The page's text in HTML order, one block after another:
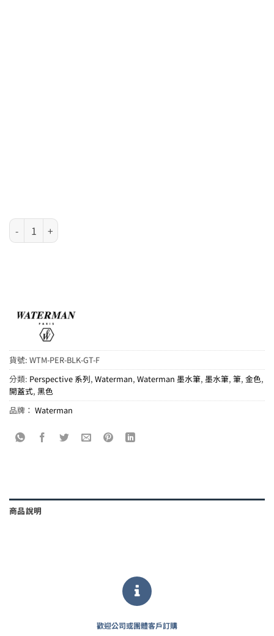
Waterman Perspective 系列 - 黑身 23K 金夾墨水筆
貨號: WTM-PER-BLK-GT-F
分類: Perspective 系列, Waterman, Waterman 墨水筆, 墨水筆, 筆, 金色,
開蓋式, 黑色
品牌： Waterman
商品說明
歡迎公司或團體客戶訂購